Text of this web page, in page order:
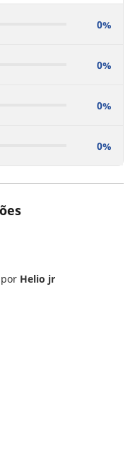
0%
0%
0%
0%
por Helio jr